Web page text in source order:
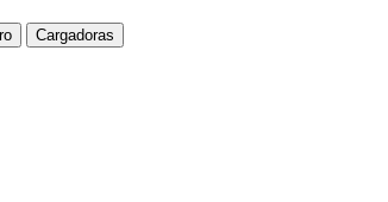
Cargadoras